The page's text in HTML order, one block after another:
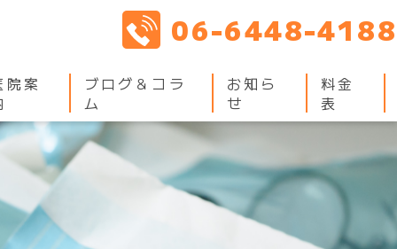
06-6448-4188
院案
ブログ＆コラ
ム
お知ら
せ
料金
表